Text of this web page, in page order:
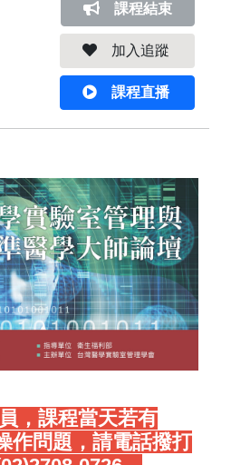
課程結束
加入追蹤
課程直播
，課程當天若有
作問題，請電話撥打